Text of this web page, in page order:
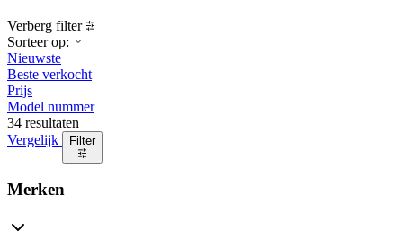
Verberg filter
Sorteer op:
Nieuwste
Beste verkocht
Prijs
Model nummer
34 resultaten
Vergelijk
Filter
Merken